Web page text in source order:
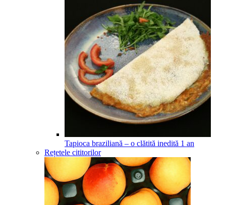
Tapioca braziliană – o clătită inedită 1 an
Rețetele cititorilor